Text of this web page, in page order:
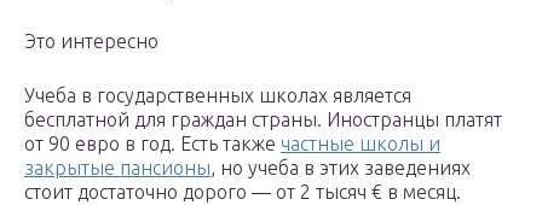
Это интересно
Учеба в государственных школах является
бесплатной для граждан страны. Иностранцы платят
от 90 евро в год. Есть также частные школы и
закрытые пансионы, но учеба в этих заведениях
стоит достаточно дорого — от 2 тысяч € в месяц.